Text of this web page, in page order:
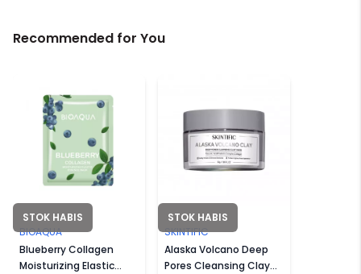
Recommended for You
STOK HABIS
BIOAQUA
Blueberry Collagen
Moisturizing Elastic
STOK HABIS
SKINTIFIC
Alaska Volcano Deep
Pores Cleansing Clay